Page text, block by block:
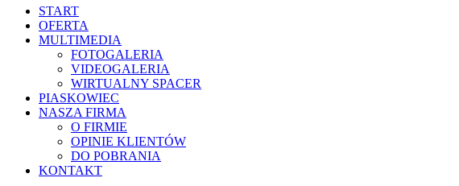
START
OFERTA
MULTIMEDIA
FOTOGALERIA
VIDEOGALERIA
WIRTUALNY SPACER
PIASKOWIEC
NASZA FIRMA
O FIRMIE
OPINIE KLIENTÓW
DO POBRANIA
KONTAKT